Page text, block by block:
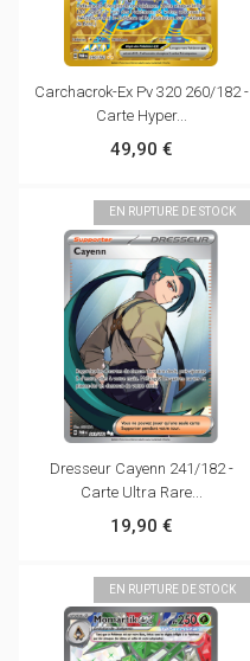
Carchacrok-Ex Pv 320 260/182 -
Carte Hyper...
49,90 €
EN RUPTURE DE STOCK
Dresseur Cayenn 241/182 -
Carte Ultra Rare...
19,90 €
EN RUPTURE DE STOCK